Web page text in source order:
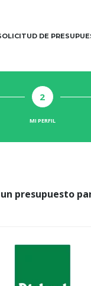
DE
2
MI PERFIL
presupuesto